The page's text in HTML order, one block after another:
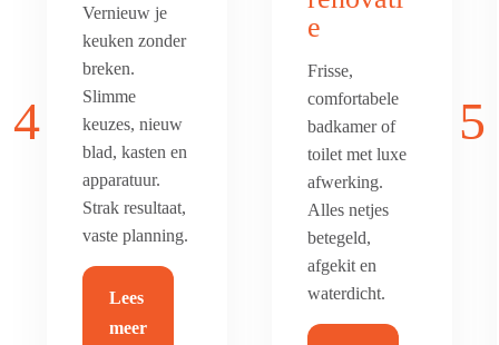
Vernieuw je
keuken zonder
breken.
Slimme
keuzes, nieuw
blad, kasten en
apparatuur.
Strak resultaat,
vaste planning.
Lees
meer
e
Frisse,
comfortabele
badkamer of
toilet met luxe
afwerking.
Alles netjes
betegeld,
afgekit en
waterdicht.
4 5